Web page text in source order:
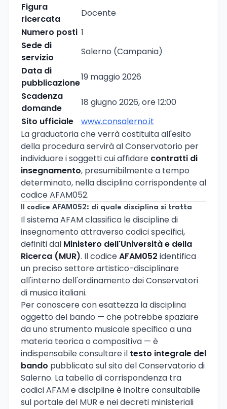
Figura
ricercata
Docente
Numero posti 1
Sede di
servizio
Salerno (Campania)
Data di
pubblicazione
19 maggio 2026
Scadenza
domande
18 giugno 2026, ore 12:00
Sito ufficiale
www.consalerno.it
La graduatoria che verrà costituita all'esito
della procedura servirà al Conservatorio per
individuare i soggetti cui affidare contratti di
insegnamento, presumibilmente a tempo
determinato, nella disciplina corrispondente al
codice AFAM052.
Il codice AFAM052: di quale disciplina si tratta
Il sistema AFAM classifica le discipline di
insegnamento attraverso codici specifici,
definiti dal Ministero dell'Università e della
Ricerca (MUR). Il codiceAFAM052 identifica
un preciso settore artistico-disciplinare
all'interno dell'ordinamento dei Conservatori
di musica italiani.
Per conoscere con esattezza la disciplina
oggetto del bando — che potrebbe spaziare
da uno strumento musicale specifico a una
materia teorica o compositiva — è
indispensabile consultare il testo integrale del
bando pubblicato sul sito del Conservatorio di
Salerno. La tabella di corrispondenza tra
codici AFAM e discipline è inoltre consultabile
sul portale del MUR e nei decreti ministeriali